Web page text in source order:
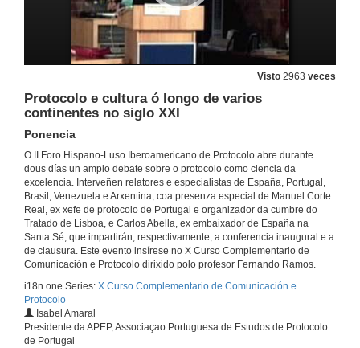
Visto 2963 veces
Protocolo e cultura ó longo de varios
continentes no siglo XXI
Ponencia
O II Foro Hispano-Luso Iberoamericano de Protocolo abre durante
dous días un amplo debate sobre o protocolo como ciencia da
excelencia. Interveñen relatores e especialistas de España, Portugal,
Brasil, Venezuela e Arxentina, coa presenza especial de Manuel Corte
Real, ex xefe de protocolo de Portugal e organizador da cumbre do
Tratado de Lisboa, e Carlos Abella, ex embaixador de España na
Santa Sé, que impartirán, respectivamente, a conferencia inaugural e a
de clausura. Este evento insírese no X Curso Complementario de
Comunicación e Protocolo dirixido polo profesor Fernando Ramos.
i18n.one.Series: X Curso Complementario de Comunicación e
Protocolo
Isabel Amaral
Presidente da APEP, Associaçao Portuguesa de Estudos de Protocolo
de Portugal
19 de maio de 2010
19 de maio de 2010
Coloquio Xeral
Presentación
19 de maio de 2010
Ponencia